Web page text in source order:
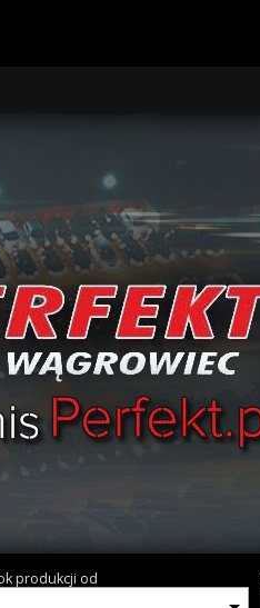
produkcji od